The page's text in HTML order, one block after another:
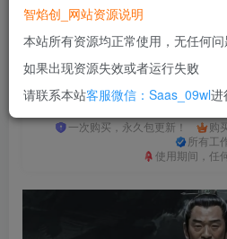
立即购买
您当前未登录！建议
一次购买，永久包更新！
购
所有工
使用期间，任
智焰创_网站资源说明
本站所有资源均正常使用，无任何问
如果出现资源失效或者运行失败
请联系本站客服微信：Saas_09wl进